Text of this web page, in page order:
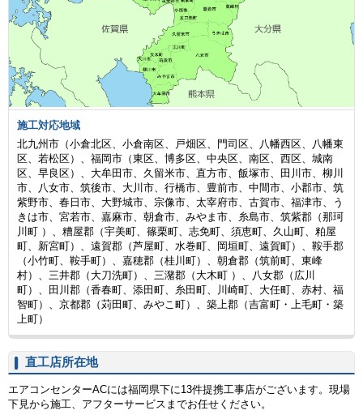
施工対応地域
北九州市（小倉北区、小倉南区、戸畑区、門司区、八幡西区、八幡東
区、若松区）、福岡市（東区、博多区、中央区、南区、西区、城南
区、早良区）、大牟田市、久留米市、直方市、飯塚市、田川市、柳川
市、八女市、筑後市、大川市、行橋市、豊前市、中間市、小郡市、筑
紫野市、春日市、大野城市、宗像市、太宰府市、古賀市、福津市、う
きは市、宮若市、嘉麻市、朝倉市、みやま市、糸島市、筑紫郡（那珂
川町 ）、糟屋郡（宇美町、篠栗町、志免町、須恵町、久山町、粕屋
町、新宮町）、遠賀郡（芦屋町、水巻町、岡垣町、遠賀町）、鞍手郡
（小竹町、鞍手町）、嘉穂郡（桂川町）、朝倉郡（筑前町、東峰
村）、三井郡（大刀洗町）、三潴郡（大木町 ）、八女郡（広川
町）、田川郡（香春町、添田町、糸田町、川崎町、大任町、赤村、福
智町）、京都郡（苅田町、みやこ町）、築上郡（吉富町・上毛町・築
上町）
直工店所在地
エアコンセンターACには福岡県下に13件提携工事店がございます。現場
下見から施工、アフターサービスまでお任せください。